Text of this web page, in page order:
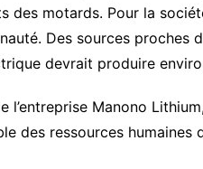
des motards. Pour la
Des sources proches
devrait produire
l’entreprise Manono
des ressources humaines